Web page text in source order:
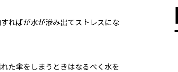
ればが水が滲み出てストレスにな
た傘をしまうときはなるべく水を